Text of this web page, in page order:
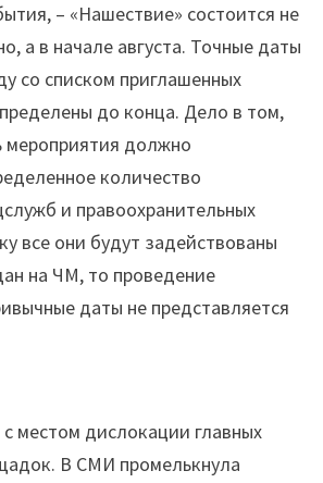
– «Нашествие» состоится не
а в начале августа. Точные даты
со списком приглашенных
до конца. Дело в том,
мероприятия должно
количество
и правоохранительных
все они будут задействованы
на ЧМ, то проведение
даты не представляется
местом дислокации главных
В СМИ промелькнула